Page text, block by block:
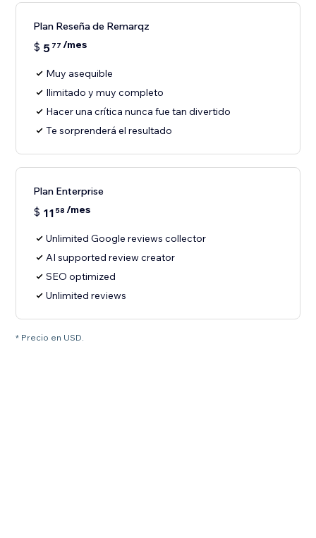
Plan Reseña de Remarqz
$ 5 77 /mes
Muy asequible
Ilimitado y muy completo
Hacer una crítica nunca fue tan divertido
Te sorprenderá el resultado
Plan Enterprise
$ 11 58 /mes
Unlimited Google reviews collector
AI supported review creator
SEO optimized
Unlimited reviews
* Precio en USD.